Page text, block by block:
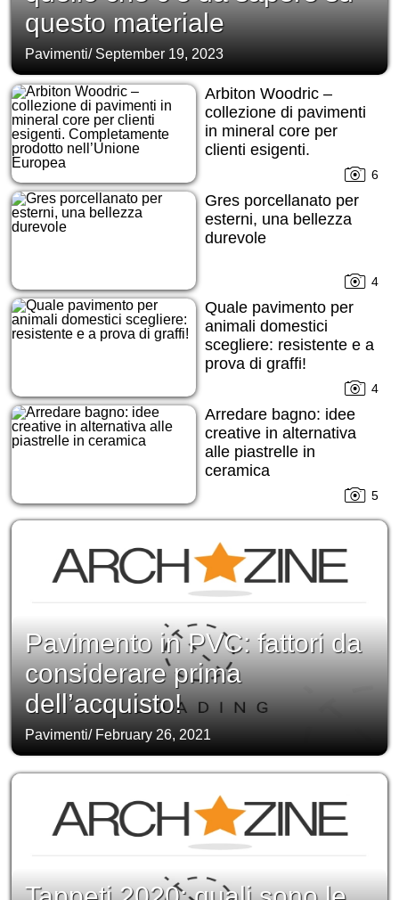
questo materiale
Pavimenti/ September 19, 2023
Arbiton Woodric –
collezione di pavimenti
in mineral core per
clienti esigenti.
prodotto nell’Unione
Europea
6
Gres porcellanato per
esterni, una bellezza
durevole
4
Quale pavimento per
animali domestici
scegliere: resistente e a
prova di graffi!
4
Arredare bagno: idee
creative in alternativa
alle piastrelle in
ceramica
5
Pavimento in PVC: fattori da
considerare prima
dell’acquisto!
Pavimenti/ February 26, 2021